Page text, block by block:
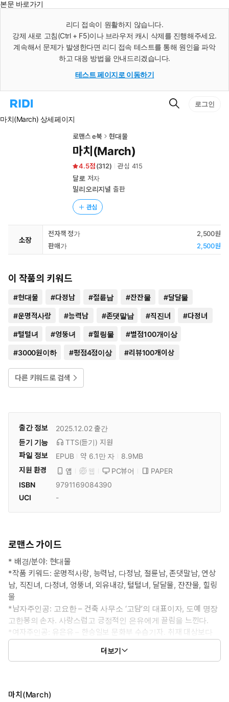
본문 바로가기
리디 접속이 원활하지 않습니다.
강제 새로 고침(Ctrl + F5)이나 브라우저 캐시 삭제를 진행해주세요.
계속해서 문제가 발생한다면 리디 접속 테스트를 통해 원인을 파악
하고 대응 방법을 안내드리겠습니다.
테스트 페이지로 이동하기
리
홈
검
로그인
마치(March) 상세페이지
로맨스 e북 현대물
마치(March)
4.5 (312) 관심 415
달로 저자
밀리오리지널 출판
관심
소장
전자책 정가
2,500원
판매가
2,500원
이 작품의 키워드
#현대물 #다정남 #절륜남 #잔잔물 #달달물
#운명적사랑 #능력남 #존댓말남 #직진녀 #다정녀
#털털녀 #엉뚱녀 #힐링물 #별점100개이상
#3000원이하 #평점4점이상 #리뷰100개이상
다른 키워드로 검색
출간 정보 2025.12.02 출간
듣기 기능
TTS(듣기) 지원
파일 정보
EPUB 약 6.1만 자
8.9MB
지원 환경
앱 웹 PC뷰어
PAPER
ISBN
9791169084390
UCI
-
로맨스 가이드
* 배경/분야: 현대물
*작품 키워드: 운명적사랑, 능력남, 다정남, 절륜남, 존댓말남, 연상
남, 직진녀, 다정녀, 엉뚱녀, 외유내강, 털털녀, 달달물, 잔잔물, 힐링
물
*남자주인공: 고요한 – 건축 사무소 ‘고담’의 대표이자, 도예 명장
고한봉의 손자. 사랑스럽고 긍정적인 은유에게 끌림을 느낀다.
*여자주인공: 유은유 – 한승일보 문화부 수습기자. 취재 대상보다
비밀스럽고 어른스러운 매력을 가진 그의 손자에게 관심이 간다.
* 공감 글귀: 고요한 그곳에 마치 당신과 나, 단둘뿐인 것 같았다.
더보기
마치(March)